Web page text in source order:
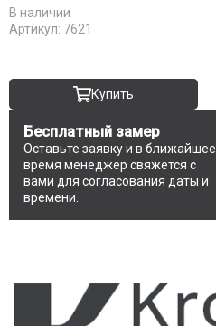
Komfort Doors
Ofram
Optima Porte
Porta Di Parma
Portalini
Porte Vista
Profilo Porte
Regi Doors
В наличии
Артикул: 7621
Купить
Бесплатный замер
Оставьте заявку и в ближайшее
время менеджер свяжется с
вами для согласования даты и
времени.